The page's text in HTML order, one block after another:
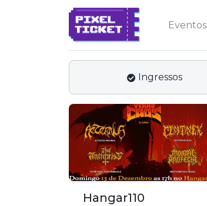
Eventos
Ingressos
Hangar110